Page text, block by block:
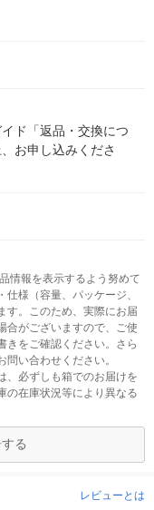
ド「返品・交換につ
お申し込みくださ
情報を表示するよう努めて
様（容量、パッケージ、
す。このため、実際にお届
合がございますので、ご使
きをご確認ください。さら
い合わせください。
、必ずしも箱でのお届けを
の在庫状況等により異なる
る
レビューとは